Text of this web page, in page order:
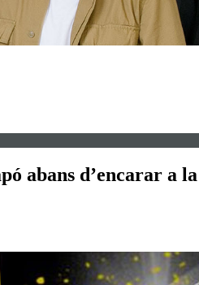
abans d’encarar a